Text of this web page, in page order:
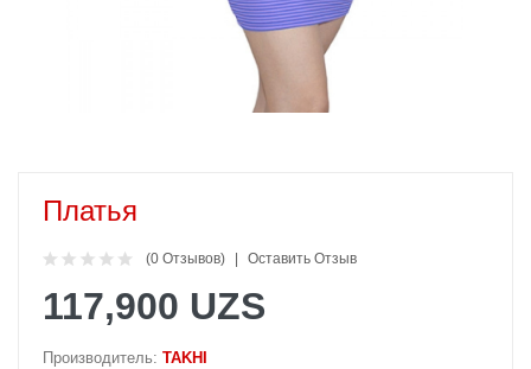
Платья
(0 Отзывов) Оставить Отзыв
117,900 UZS
Производитель: TAKHI